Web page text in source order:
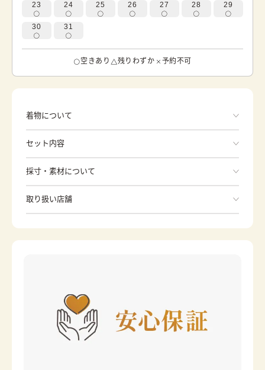
23 24 25 26 27 28 29
30 31
空きあり 残りわずか 予約不可
着物について
セット内容
※着付けに必要な一式をすべて含みます。
和服
分趾襪 內搭衣
腰綁帶
採寸・素材について
身丈 149cm
取り扱い店舗